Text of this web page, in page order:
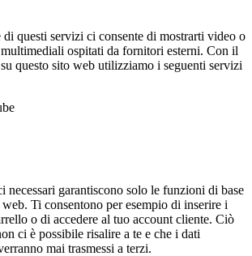
di questi servizi ci consente di mostrarti video o
ospitati da fornitori esterni. Con il
questo sito web utilizziamo i seguenti servizi
necessari garantiscono solo le funzioni di base
Ti consentono per esempio di inserire i
o di accedere al tuo account cliente. Ciò
ci è possibile risalire a te e che i dati
mai trasmessi a terzi.